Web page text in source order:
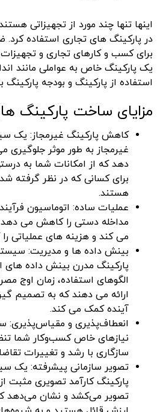
اینها تنها چند مورد از تجهیزاتی
در پارکینگ های تجاری استفاده
برای کسب و کارهای تجاری و
یک پارکینگ خاص به عواملی مانند
استفاده از پارکینگ و بودجه پارکینگ
مزایای ساخت پارکینگ
کاهش پارکینگ غیرمجاز: یک
غیرمجاز به طور موثر جلوگیری
دهد که از امکانات شما به
برای کسانی که در نظر گرفته
هستند.
عملیات ساده: اتوماسیون
مداخله دستی را کاهش می
می کند و هزینه های عملیاتی
بینش داده ها و مدیریت:
پارکینگ مدرن بینش داده های
الگوهای استفاده، زمان اوج
ارائه می دهند که به تصمیم
آینده کمک می کند.
انعطاف‌پذیری و مقیاس‌پذیری:
نیازهای خاص کسب‌وکار شما
سازگاری با رشد و تغییرات
تصویر سازمانی پیشرفته: یک
پارکینگ کارآمد تصویری مثبت
تصویر می‌کشد و نشان می‌دهد